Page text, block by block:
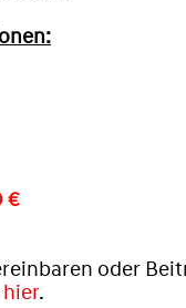
€
oder
hier.